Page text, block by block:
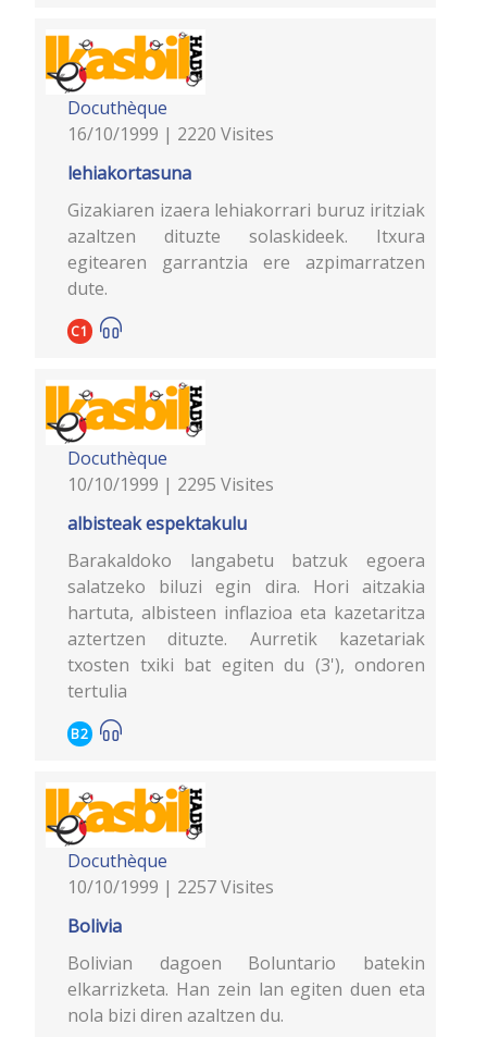
Docuthèque
16/10/1999 | 2220 Visites
lehiakortasuna
Gizakiaren izaera lehiakorrari buruz iritziak
azaltzen dituzte solaskideek. Itxura
egitearen garrantzia ere azpimarratzen
dute.
C1
Docuthèque
10/10/1999 | 2295 Visites
albisteak espektakulu
Barakaldoko langabetu batzuk egoera
salatzeko biluzi egin dira. Hori aitzakia
hartuta, albisteen inflazioa eta kazetaritza
aztertzen dituzte. Aurretik kazetariak
txosten txiki bat egiten du (3'), ondoren
tertulia
B2
Docuthèque
10/10/1999 | 2257 Visites
Bolivia
Bolivian dagoen Boluntario batekin
elkarrizketa. Han zein lan egiten duen eta
nola bizi diren azaltzen du.